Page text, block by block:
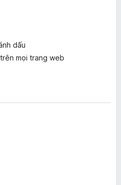
dấu
mọi trang web